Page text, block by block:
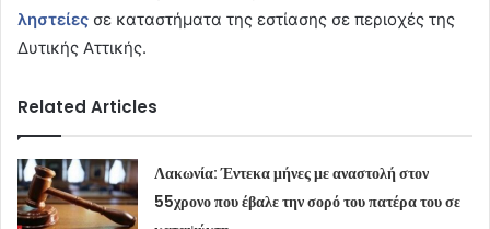
ληστείες σε καταστήματα της εστίασης σε περιοχές της
Δυτικής Αττικής.
Related Articles
Λακωνία: Έντεκα μήνες με αναστολή στον
55χρονο που έβαλε την σορό του πατέρα του σε